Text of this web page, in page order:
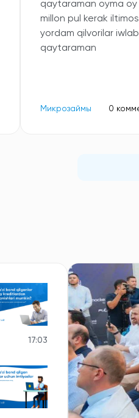
qaytaraman oyma oy
millon pul kerak iltimos
yordam qilvorilar iwlab
qaytaraman
Микрозаймы 0
17:03